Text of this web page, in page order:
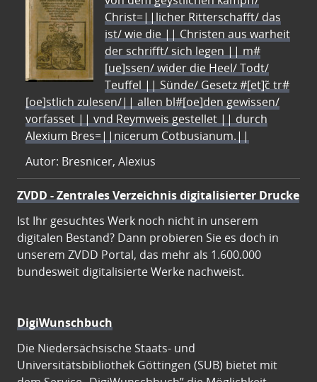
Christ=||licher Ritterschafft/ das
ist/ wie die || Christen aus warheit
der schrifft/ sich legen || m#
[ue]ssen/ wider die Heel/ Todt/
Teuffel || Sünde/ Gesetz #[et]c̃ tr#
[oe]stlich zulesen/|| allen bl#[oe]den gewissen/
vorfasset || vnd Reymweis gestellet || durch
Alexium Bres=||nicerum Cotbusianum.||
Autor: Bresnicer, Alexius
ZVDD - Zentrales Verzeichnis digitalisierter Drucke
Ist Ihr gesuchtes Werk noch nicht in unserem
digitalen Bestand? Dann probieren Sie es doch in
unserem ZVDD Portal, das mehr als 1.600.000
bundesweit digitalisierte Werke nachweist.
DigiWunschbuch
Die Niedersächsische Staats- und
Universitätsbibliothek Göttingen (SUB) bietet mit